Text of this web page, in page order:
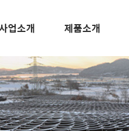
업소개 제품소개